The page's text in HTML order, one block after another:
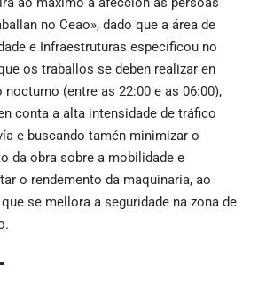
no Ceao», dado que a área de
e Infraestruturas especificou no
os traballos se deben realizar en
nocturno (entre as 22:00 e as 06:00),
conta a alta intensidade de tráfico
e buscando tamén minimizar o
da obra sobre a mobilidade e
o rendemento da maquinaria, ao
se mellora a seguridade na zona de